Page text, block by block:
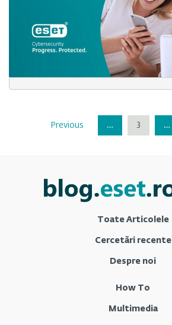
Previous … 3 …
Toate Articolele
Cercetări recente
Despre noi
How To
Multimedia